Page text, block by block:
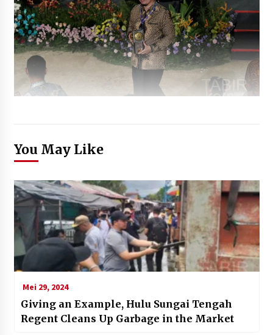
You May Like
Mei 29, 2024
Giving an Example, Hulu Sungai Tengah
Regent Cleans Up Garbage in the Market